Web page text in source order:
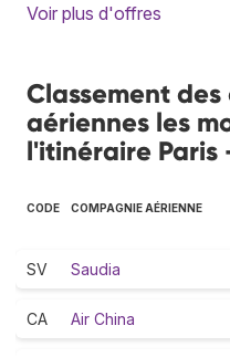
Voir plus d'offres
Classement
aériennes les
l'itinéraire Paris
CODE COMPAGNIE AÉRIENNE
SV Saudia
CA Air China